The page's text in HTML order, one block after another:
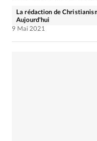
La rédaction de
Aujourd'hui
9 Mai 2021